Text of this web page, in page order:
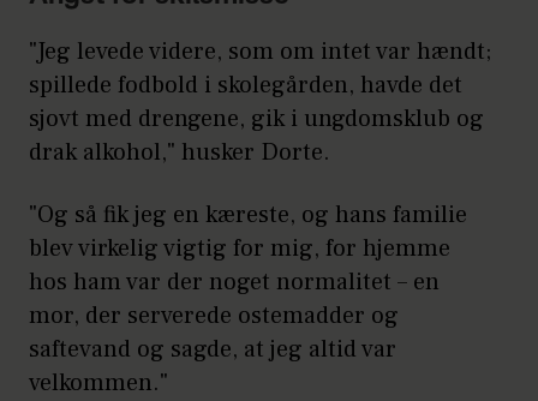
"Jeg levede videre, som om intet var hændt;
spillede fodbold i skolegården, havde det
sjovt med drengene, gik i ungdomsklub og
drak alkohol," husker Dorte.
"Og så fik jeg en kæreste, og hans familie
blev virkelig vigtig for mig, for hjemme
hos ham var der noget normalitet – en
mor, der serverede ostemadder og
saftevand og sagde, at jeg altid var
velkommen."